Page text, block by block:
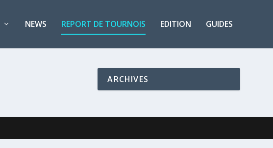
NEWS REPORT DE TOURNOIS EDITION GUIDES
ARCHIVES